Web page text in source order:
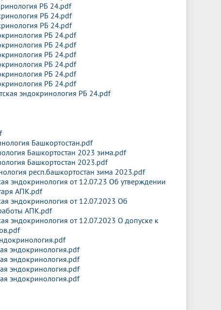
РБ 24.pdf
РБ 24.pdf
РБ 24.pdf
РБ 24.pdf
РБ 24.pdf
РБ 24.pdf
РБ 24.pdf
РБ 24.pdf
РБ 24.pdf
эндокринология РБ 24.pdf
Башкортостан.pdf
Башкортостан 2023 зима.pdf
Башкортостан 2023.pdf
респ.башкортостан зима 2023.pdf
эндокринология от 12.07.23 Об утверждении
АПК.pdf
эндокринология от 12.07.2023 Об
АПК.pdf
эндокринология от 12.07.2023 О допуске к
эндокринология.pdf
эндокринология.pdf
эндокринология.pdf
эндокринология.pdf